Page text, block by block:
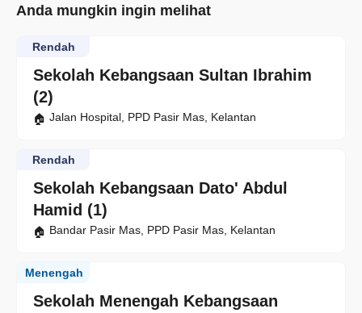
Anda mungkin ingin melihat
Sekolah Kebangsaan Sultan Ibrahim
(2)
Rendah
Jalan Hospital, PPD Pasir Mas, Kelantan
Sekolah Kebangsaan Dato' Abdul
Hamid (1)
Rendah
Bandar Pasir Mas, PPD Pasir Mas, Kelantan
Sekolah Menengah Kebangsaan
Menengah